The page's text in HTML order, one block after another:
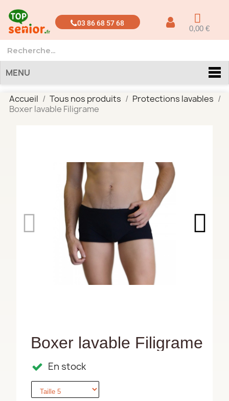
03 86 68 57 68
0,00 €
MENU
Accueil Tous nos produits
Protections lavables
Boxer lavable Filigrame
Boxer lavable Filigrame
En stock